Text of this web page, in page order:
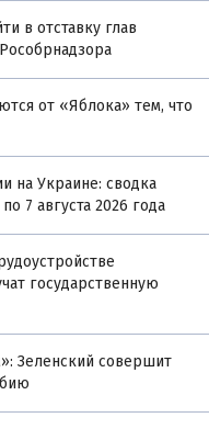
в отставку глав
от «Яблока» тем, что
на Украине: сводка
7 августа 2026 года
государственную
Зеленский совершит